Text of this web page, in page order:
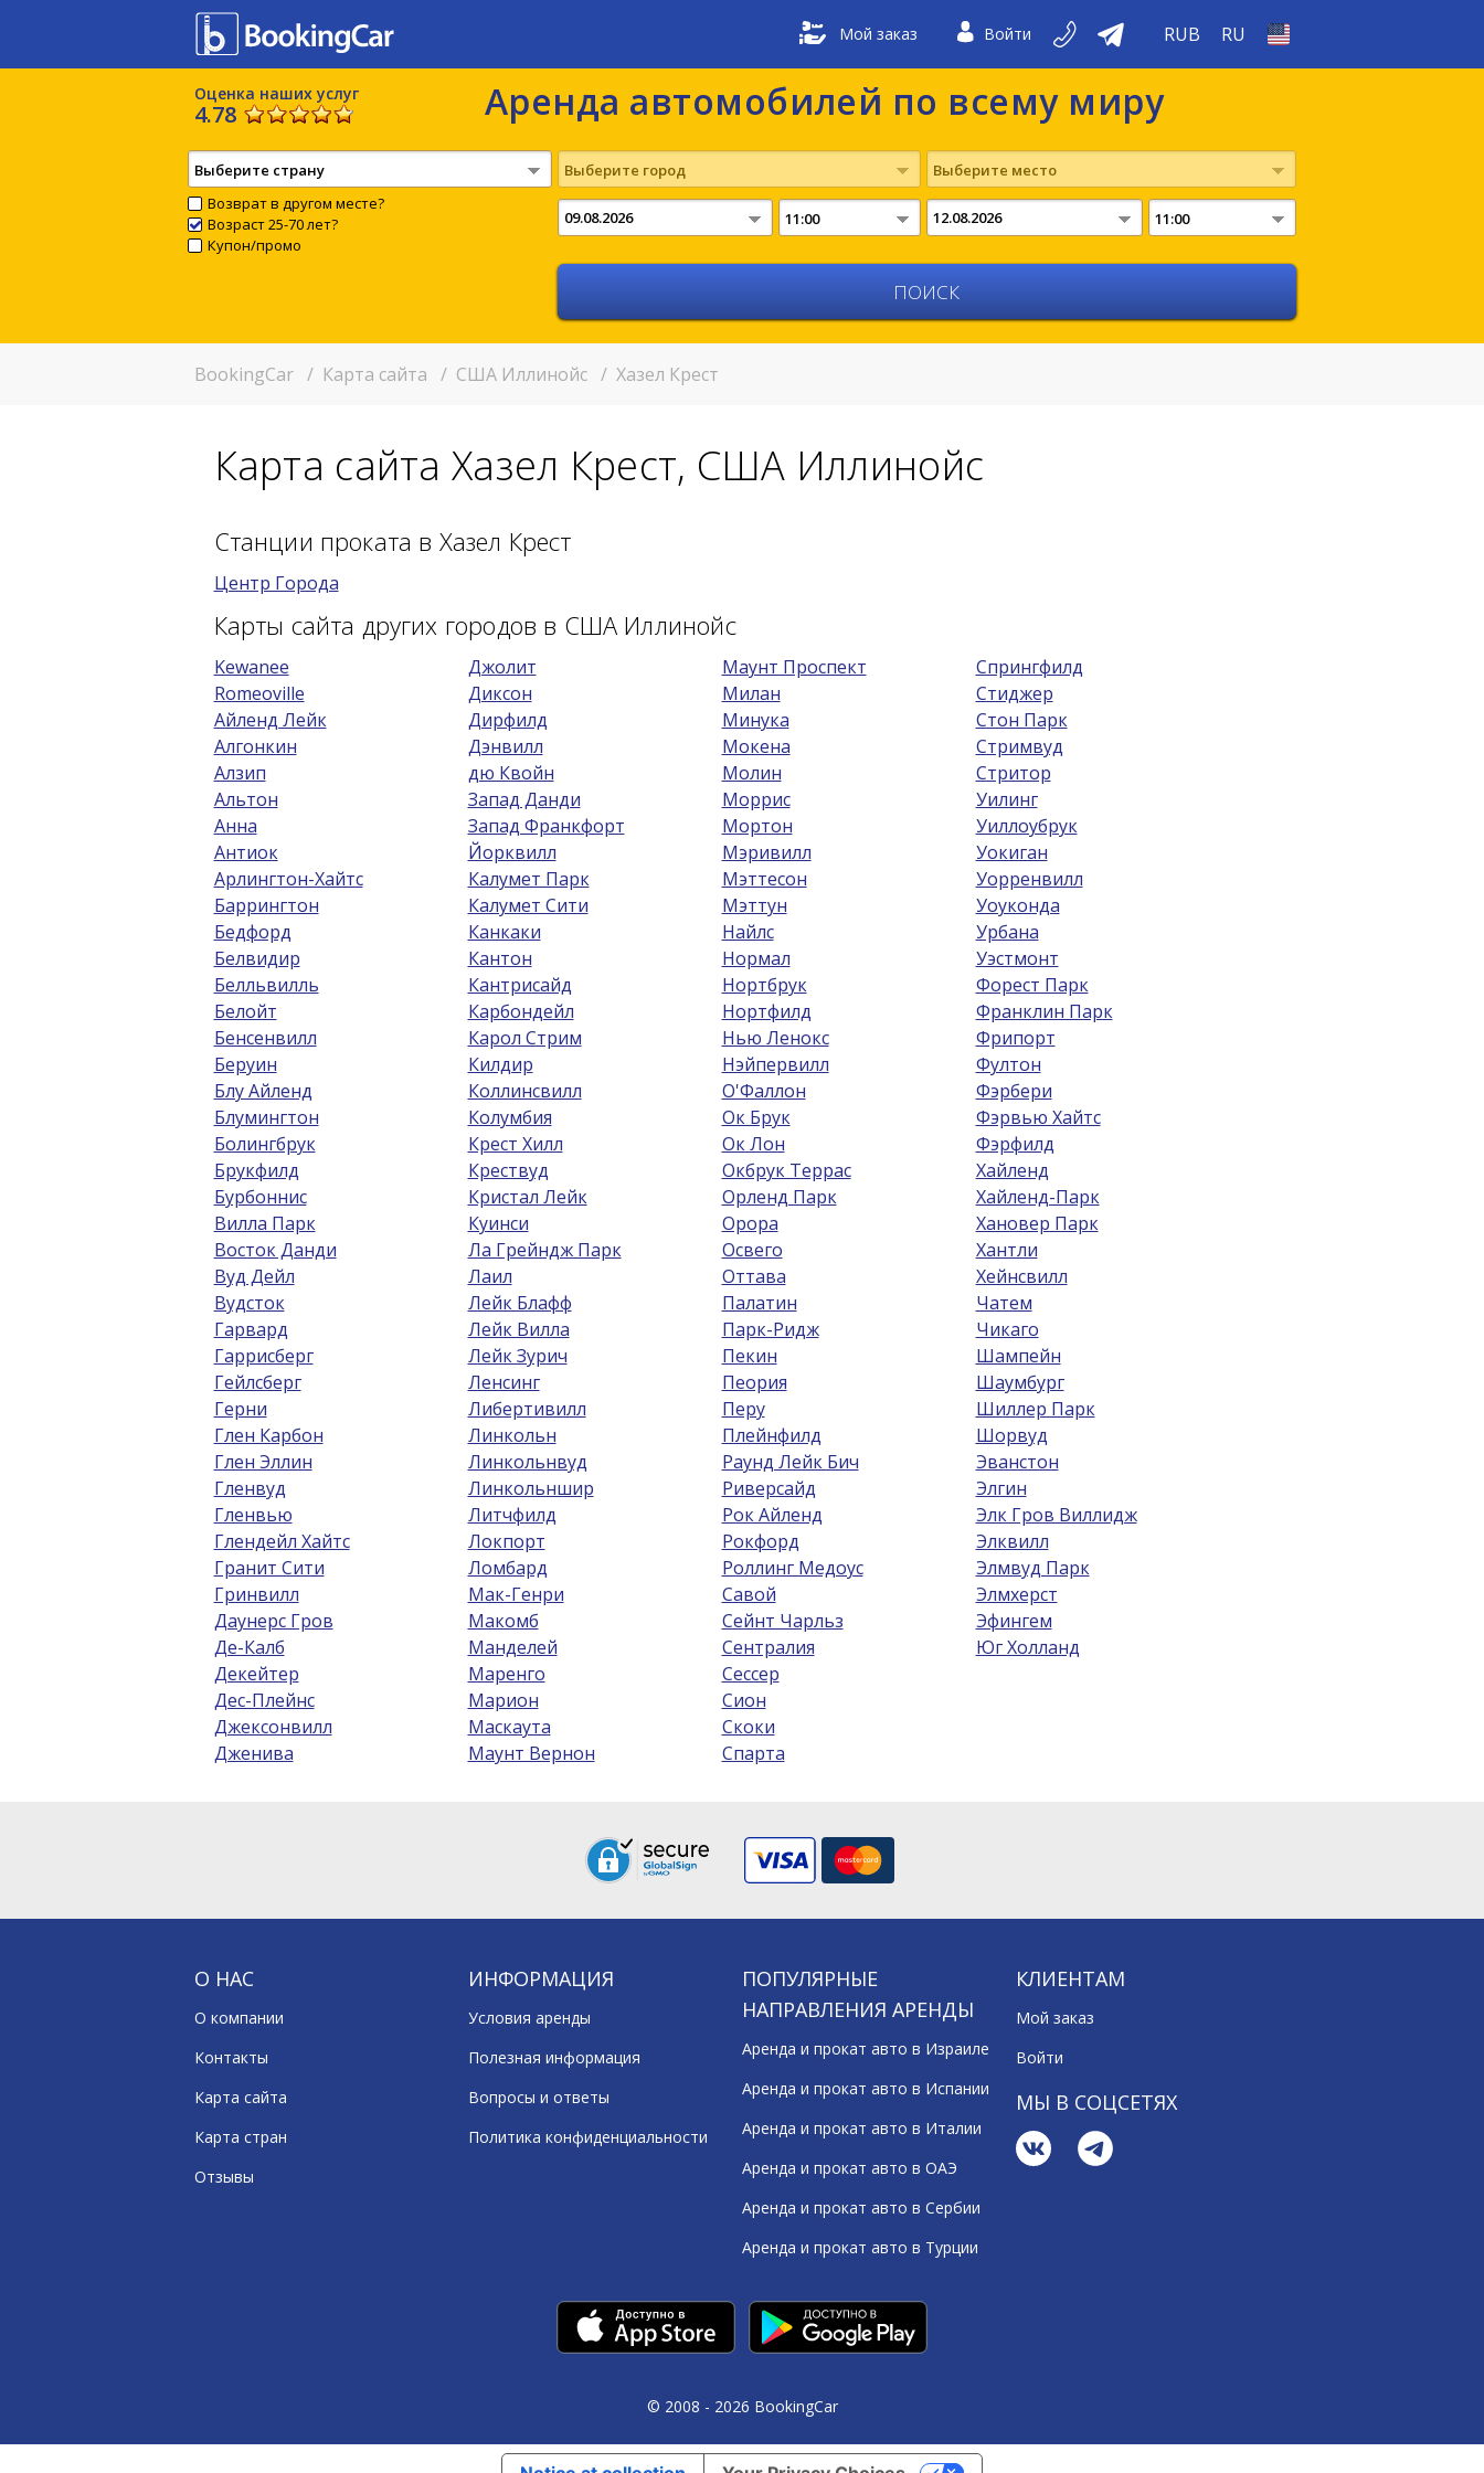
Мой заказ Войти RUB RU
Оценка наших услуг
4.78 Аренда автомобилей по всему миру
Выберите страну Выберите город Выберите место
11:00 11:00
Возврат в другом месте?
Возраст 25-70 лет?
Купон/промо
BookingCar / Карта сайта / США Иллинойс / Хазел Крест
Карта сайта Хазел Крест, США Иллинойс
Станции проката в Хазел Крест
Центр Города
Карты сайта других городов в США Иллинойс
Kewanee
Romeoville
Айленд Лейк
Алгонкин
Алзип
Альтон
Анна
Антиок
Арлингтон-Хайтс
Баррингтон
Бедфорд
Белвидир
Белльвилль
Белойт
Бенсенвилл
Беруин
Блу Айленд
Блумингтон
Болингбрук
Брукфилд
Бурбоннис
Вилла Парк
Восток Данди
Вуд Дейл
Вудсток
Гарвард
Гаррисберг
Гейлсберг
Герни
Глен Карбон
Глен Эллин
Гленвуд
Гленвью
Глендейл Хайтс
Гранит Сити
Гринвилл
Даунерс Гров
Де-Калб
Декейтер
Дес-Плейнс
Джексонвилл
Дженива
Джолит
Диксон
Дирфилд
Дэнвилл
дю Квойн
Запад Данди
Запад Франкфорт
Йорквилл
Калумет Парк
Калумет Сити
Канкаки
Кантон
Кантрисайд
Карбондейл
Карол Стрим
Килдир
Коллинсвилл
Колумбия
Крест Хилл
Крествуд
Кристал Лейк
Куинси
Ла Грейндж Парк
Лаил
Лейк Блафф
Лейк Вилла
Лейк Зурич
Ленсинг
Либертивилл
Линкольн
Линкольнвуд
Линкольншир
Литчфилд
Локпорт
Ломбард
Мак-Генри
Макомб
Манделей
Маренго
Марион
Маскаута
Маунт Вернон
Маунт Проспект
Милан
Минука
Мокена
Молин
Моррис
Мортон
Мэривилл
Мэттесон
Мэттун
Найлс
Нормал
Нортбрук
Нортфилд
Нью Ленокс
Нэйпервилл
О'Фаллон
Ок Брук
Ок Лон
Окбрук Террас
Орленд Парк
Орора
Освего
Оттава
Палатин
Парк-Ридж
Пекин
Пеория
Перу
Плейнфилд
Раунд Лейк Бич
Риверсайд
Рок Айленд
Рокфорд
Роллинг Медоус
Савой
Сейнт Чарльз
Сентралия
Сессер
Сион
Скоки
Спарта
Спрингфилд
Стиджер
Стон Парк
Стримвуд
Стритор
Уилинг
Уиллоубрук
Уокиган
Уорренвилл
Уоуконда
Урбана
Уэстмонт
Форест Парк
Франклин Парк
Фрипорт
Фултон
Фэрбери
Фэрвью Хайтс
Фэрфилд
Хайленд
Хайленд-Парк
Хановер Парк
Хантли
Хейнсвилл
Чатем
Чикаго
Шампейн
Шаумбург
Шиллер Парк
Шорвуд
Эванстон
Элгин
Элк Гров Виллидж
Элквилл
Элмвуд Парк
Элмхерст
Эфингем
Юг Холланд
О НАС
О компании
Контакты
Карта сайта
Карта стран
Отзывы
ИНФОРМАЦИЯ
Условия аренды
Полезная информация
Вопросы и ответы
Политика конфиденциальности
ПОПУЛЯРНЫЕ
НАПРАВЛЕНИЯ АРЕНДЫ
Аренда и прокат авто в Израиле
Аренда и прокат авто в Испании
Аренда и прокат авто в Италии
Аренда и прокат авто в ОАЭ
Аренда и прокат авто в Сербии
Аренда и прокат авто в Турции
КЛИЕНТАМ
Мой заказ
Войти
МЫ В СОЦСЕТЯХ
© 2008 - 2026 BookingCar